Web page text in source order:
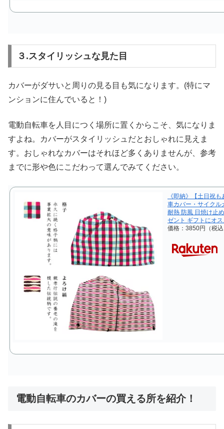
３.スタイリッシュな見た目
カバーがダサいと周りの見る目も気になります。(特にマ
ンションに住んでいると！)
電動自転車を人目につく場所に置くからこそ、気になりま
すよね。カバーがスタイリッシュだとおしゃれに見えま
す。おしゃれなカバーはそれほど多くありませんが、参考
までに形や色にこだわって選んでみてください。
《即納》【土日祝
車カバー・サイクル
耐熱 防風 日焼け止
ゼント ギフトにオ
価格：3850円（税
電動自転車のカバーの買える所を紹介！